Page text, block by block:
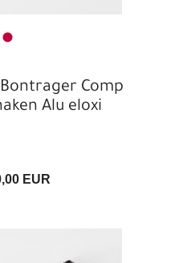
Comp
Alu eloxi
EUR